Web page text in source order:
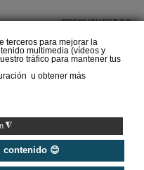
terceros para mejorar la
multimedia (vídeos y
tráfico para mantener tus
u obtener más
◮
contenido 😊
PRESUPUESTOS
constate el